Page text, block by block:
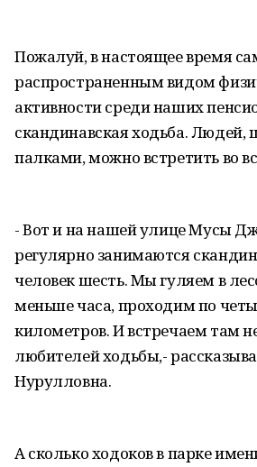
Пожалуй, в настоящее время
распространенным видом
активности среди наших
скандинавская ходьба. Людей,
палками, можно встретить во
- Вот и на нашей улице Мусы
регулярно занимаются
человек шесть. Мы гуляем в
меньше часа, проходим по
километров. И встречаем там
любителей ходьбы,-
Нурулловна.
А сколько ходоков в парке